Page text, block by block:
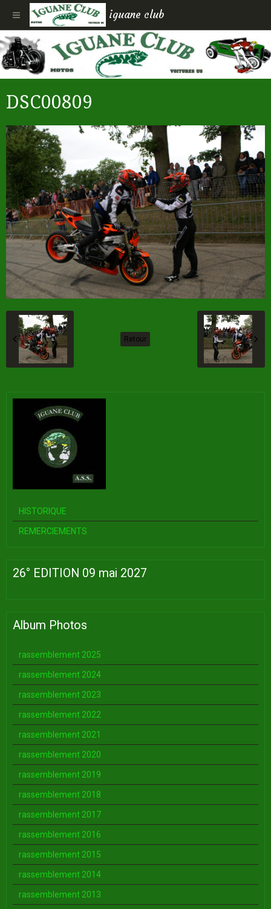
iguane club
DSC00809
Retour
HISTORIQUE
REMERCIEMENTS
26° EDITION 09 mai 2027
Album Photos
rassemblement 2025
rassemblement 2024
rassemblement 2023
rassemblement 2022
rassemblement 2021
rassemblement 2020
rassemblement 2019
rassemblement 2018
rassemblement 2017
rassemblement 2016
rassemblement 2015
rassemblement 2014
rassemblement 2013